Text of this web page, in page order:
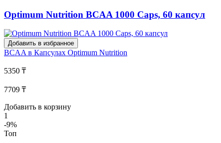
Optimum Nutrition BCAA 1000 Caps, 60 капсул
Добавить в избранное
BCAA в Капсулах Optimum Nutrition
5350 ₸
7709 ₸
Добавить в корзину
1
-9%
Топ